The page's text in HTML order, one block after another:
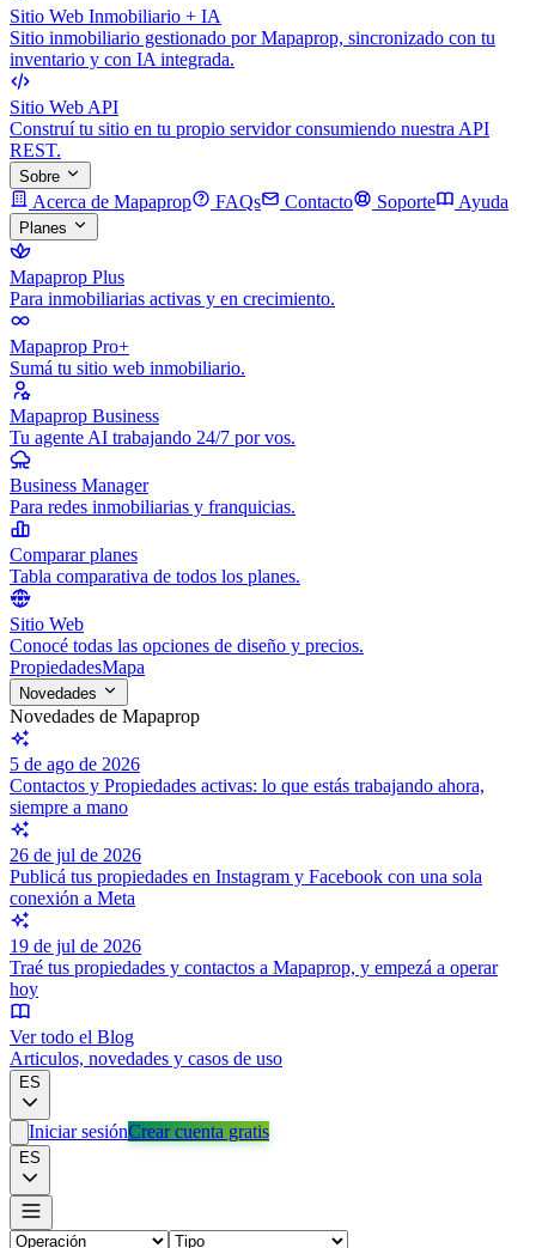
Sitio Web Inmobiliario + IA
Sitio inmobiliario gestionado por Mapaprop, sincronizado con tu
inventario y con IA integrada.
Sitio Web API
Construí tu sitio en tu propio servidor consumiendo nuestra API
REST.
Sobre
Acerca de Mapaprop FAQs Contacto Soporte Ayuda
Planes
Mapaprop Plus
Para inmobiliarias activas y en crecimiento.
Mapaprop Pro+
Sumá tu sitio web inmobiliario.
Mapaprop Business
Tu agente AI trabajando 24/7 por vos.
Business Manager
Para redes inmobiliarias y franquicias.
Comparar planes
Tabla comparativa de todos los planes.
Sitio Web
Conocé todas las opciones de diseño y precios.
PropiedadesMapa
Novedades
Novedades de Mapaprop
5 de ago de 2026
Contactos y Propiedades activas: lo que estás trabajando ahora,
siempre a mano
26 de jul de 2026
Publicá tus propiedades en Instagram y Facebook con una sola
conexión a Meta
19 de jul de 2026
Traé tus propiedades y contactos a Mapaprop, y empezá a operar
hoy
Ver todo el Blog
Articulos, novedades y casos de uso
ES
Iniciar sesiónCrear cuenta gratis
ES